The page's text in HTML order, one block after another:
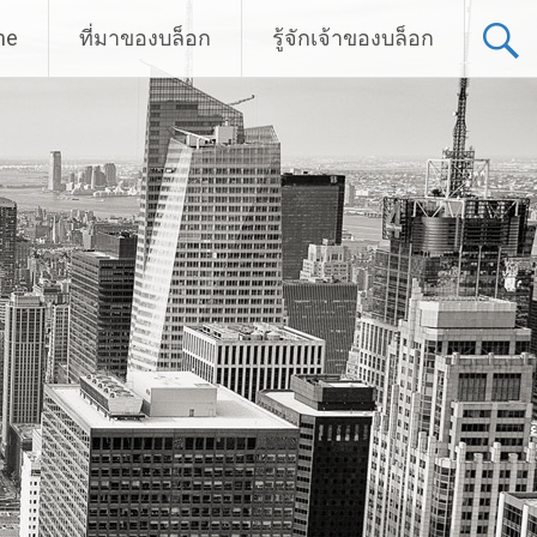
ที่มาของบล็อก รู้จักเจ้าของบล็อก